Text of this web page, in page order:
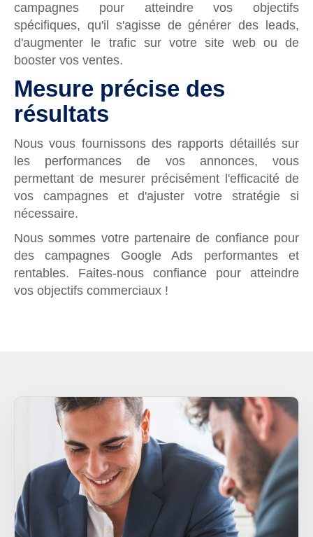
campagnes pour atteindre vos objectifs
spécifiques, qu'il s'agisse de générer des leads,
d'augmenter le trafic sur votre site web ou de
booster vos ventes.
Mesure précise des
résultats
Nous vous fournissons des rapports détaillés sur
les performances de vos annonces, vous
permettant de mesurer précisément l'efficacité de
vos campagnes et d'ajuster votre stratégie si
nécessaire.
Nous sommes votre partenaire de confiance pour
des campagnes Google Ads performantes et
rentables. Faites-nous confiance pour atteindre
vos objectifs commerciaux !